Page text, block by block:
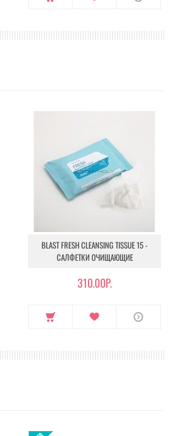
BLAST FRESH CLEANSING TISSUE 15 -
САЛФЕТКИ ОЧИЩАЮЩИЕ
310.00Р.